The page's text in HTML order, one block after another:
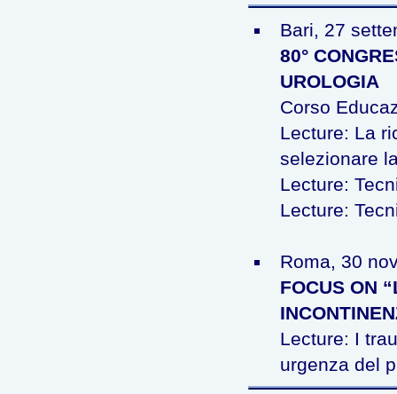
Bari, 27
80°
UROLOGIA
Corso
Lecture: La
selezionare
Lecture:
Lecture:
Roma, 30
FOCUS ON
Lecture: I
urgenza del